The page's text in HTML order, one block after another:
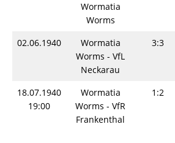
Wormatia
Worms
02.06.1940
Wormatia
Worms - VfL
Neckarau
3:3
18.07.1940
19:00
Wormatia
Worms - VfR
Frankenthal
1:2